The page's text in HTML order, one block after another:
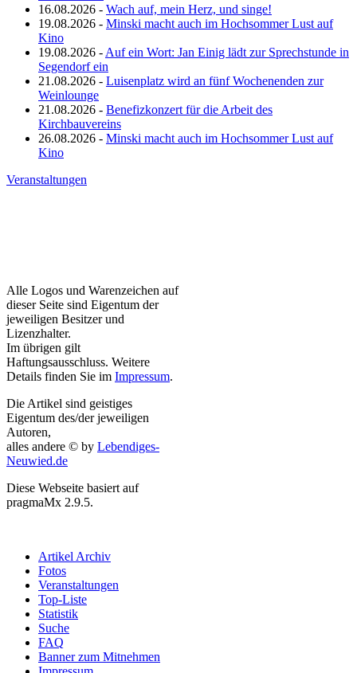
16.08.2026 - Wach auf, mein Herz, und singe!
19.08.2026 - Minski macht auch im Hochsommer Lust auf
Kino
19.08.2026 - Auf ein Wort: Jan Einig lädt zur Sprechstunde in
Segendorf ein
21.08.2026 - Luisenplatz wird an fünf Wochenenden zur
Weinlounge
21.08.2026 - Benefizkonzert für die Arbeit des
Kirchbauvereins
26.08.2026 - Minski macht auch im Hochsommer Lust auf
Kino
Veranstaltungen
Alle Logos und Warenzeichen auf
dieser Seite sind Eigentum der
jeweiligen Besitzer und
Lizenzhalter.
Im übrigen gilt
Haftungsausschluss. Weitere
Details finden Sie im Impressum.
Die Artikel sind geistiges
Eigentum des/der jeweiligen
Autoren,
alles andere © by Lebendiges-
Neuwied.de
Diese Webseite basiert auf
pragmaMx 2.9.5.
Artikel Archiv
Fotos
Veranstaltungen
Top-Liste
Statistik
Suche
FAQ
Banner zum Mitnehmen